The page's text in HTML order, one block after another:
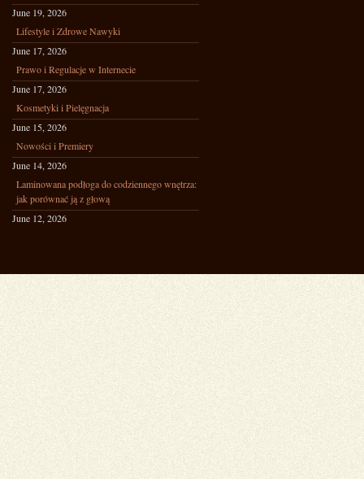
June 19, 2026
Lifestyle i Zdrowe Nawyki
June 17, 2026
Prawo i Regulacje w Internecie
June 17, 2026
Kosmetyki i Pielęgnacja
June 15, 2026
Nowości i Premiery
June 14, 2026
Laminowana podłoga do codziennego wnętrza:
jak porównać ją z głową
June 12, 2026